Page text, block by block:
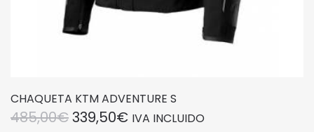
CHAQUETA KTM ADVENTURE S
485,00€EL
339,50€EL
IVA INCLUIDO